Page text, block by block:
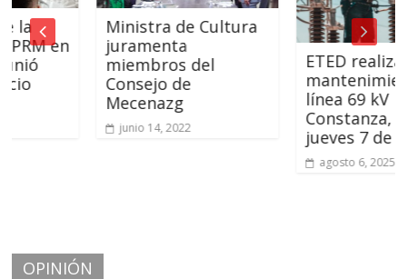
en
Ministra de Cultura
juramenta
miembros del
Consejo de
Mecenazg
junio 14, 2022
ETED realizará
mantenimiento
línea 69 kV La
Constanza, este
jueves 7 de
agosto 6, 2025
OPINIÓN